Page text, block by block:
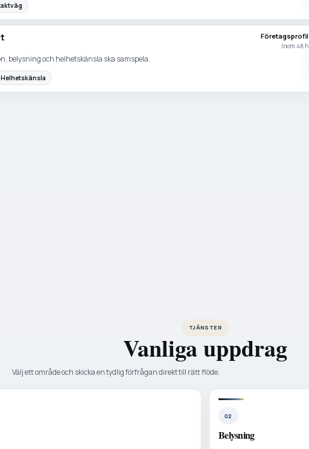
Företagsprofil
Inom 48 h
belysning och helhetskänsla ska samspela.
Helhetskänsla
TJÄNSTER
Vanliga uppdrag
Välj ett område och skicka en tydlig förfrågan direkt till rätt flöde.
02
Belysning